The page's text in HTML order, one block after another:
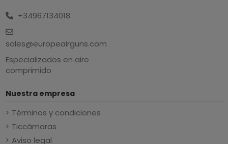
+34967134018
sales@europeairguns.com
Especializados en aire
comprimido
Nuestra empresa
Términos y condiciones
Ticcámaras
Aviso legal